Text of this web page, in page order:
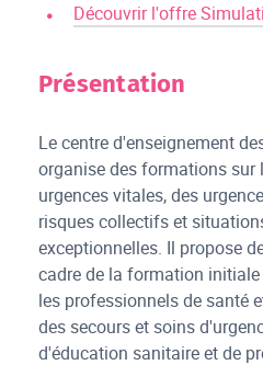
Découvrir l'offre
Présentation
Le centre d'enseignement
organise des formations sur
urgences vitales, des
risques collectifs et
exceptionnelles. Il propose
cadre de la formation
les professionnels de santé
des secours et soins
d'éducation sanitaire et de